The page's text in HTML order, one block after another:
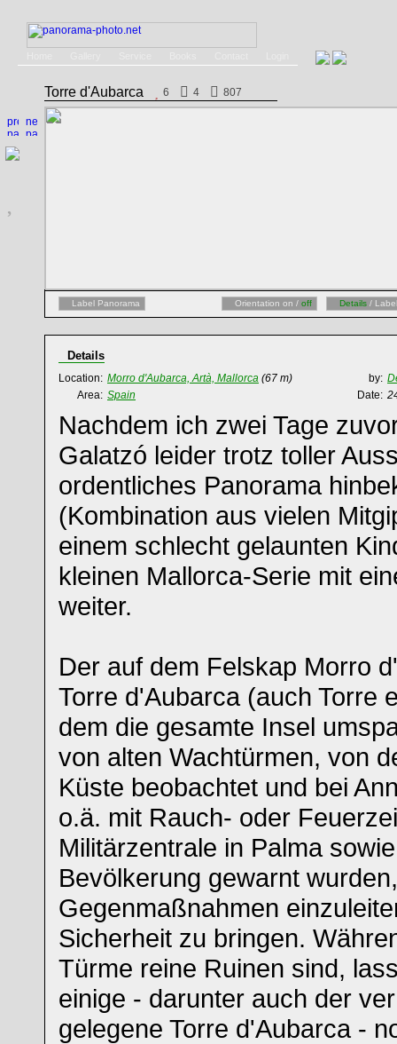
Torre d'Aubarca 6 4 807
Label Panorama Orientation on / off Details /
Details
Location: Morro d'Aubarca, Artà, Mallorca (67 m) by:
Area: Spain Date:
Nachdem ich zwei Tage
Galatzó leider trotz toller
ordentliches Panorama
(Kombination aus vielen
einem schlecht gelaunten
kleinen Mallorca-Serie mit
weiter.
Der auf dem Felskap Morro
Torre d'Aubarca (auch Torre
dem die gesamte Insel
von alten Wachtürmen, von
Küste beobachtet und bei
o.ä. mit Rauch- oder
Militärzentrale in Palma
Bevölkerung gewarnt
Gegenmaßnahmen
Sicherheit zu bringen.
Türme reine Ruinen sind,
einige - darunter auch der
gelegene Torre d'Aubarca -